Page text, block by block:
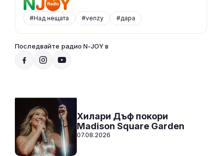
#Над нещата #venzy #дара
Последвайте радио N-JOY в
СЛУШАЙ
Радио N-JOY - САМО ХИТОВЕ!
00:00 - 12:00
Хилари Дъф покори
Madison Square Garden
07.08.2026